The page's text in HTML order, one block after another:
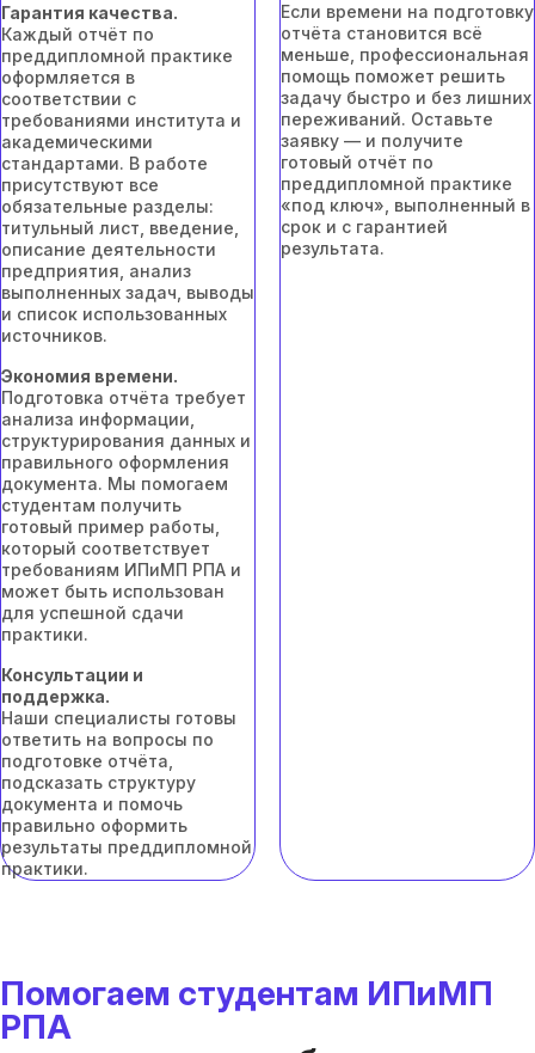
Гарантия качества.
Каждый отчёт по
преддипломной практике
оформляется в
соответствии с
требованиями института и
академическими
стандартами. В работе
присутствуют все
обязательные разделы:
титульный лист, введение,
описание деятельности
предприятия, анализ
выполненных задач, выводы
и список использованных
источников.
Экономия времени.
Подготовка отчёта требует
анализа информации,
структурирования данных и
правильного оформления
документа. Мы помогаем
студентам получить
готовый пример работы,
который соответствует
требованиям ИПиМП РПА и
может быть использован
для успешной сдачи
практики.
Консультации и
поддержка.
Наши специалисты готовы
ответить на вопросы по
подготовке отчёта,
подсказать структуру
документа и помочь
правильно оформить
результаты преддипломной
практики.
Если времени на подготовку
отчёта становится всё
меньше, профессиональная
помощь поможет решить
задачу быстро и без лишних
переживаний. Оставьте
заявку — и получите
готовый отчёт по
преддипломной практике
«под ключ», выполненный в
срок и с гарантией
результата.
Помогаем студентам ИПиМП
РПА